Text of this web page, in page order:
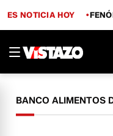
ES NOTICIA HOY
BANCO ALIMENTOS